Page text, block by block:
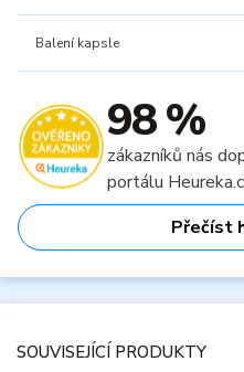
Balení kapsle
98 %
zákazníků nás
portálu
Přečíst
SOUVISEJÍCÍ PRODUKTY